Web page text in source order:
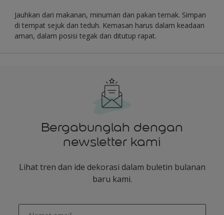
Jauhkan dari makanan, minuman dan pakan ternak. Simpan
di tempat sejuk dan teduh. Kemasan harus dalam keadaan
aman, dalam posisi tegak dan ditutup rapat.
Bergabunglah dengan
newsletter kami
Lihat tren dan ide dekorasi dalam buletin bulanan
baru kami.